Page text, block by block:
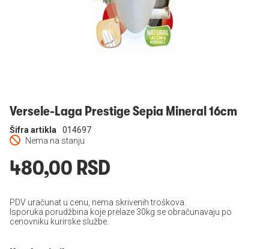
Versele-Laga Prestige Sepia Mineral 16cm
Nema na stanju
Šifra artikla 014697
480,00 RSD
PDV uračunat u cenu, nema skrivenih troškova.
Isporuka porudžbina koje prelaze 30kg se obračunavaju po
cenovniku kurirske službe.